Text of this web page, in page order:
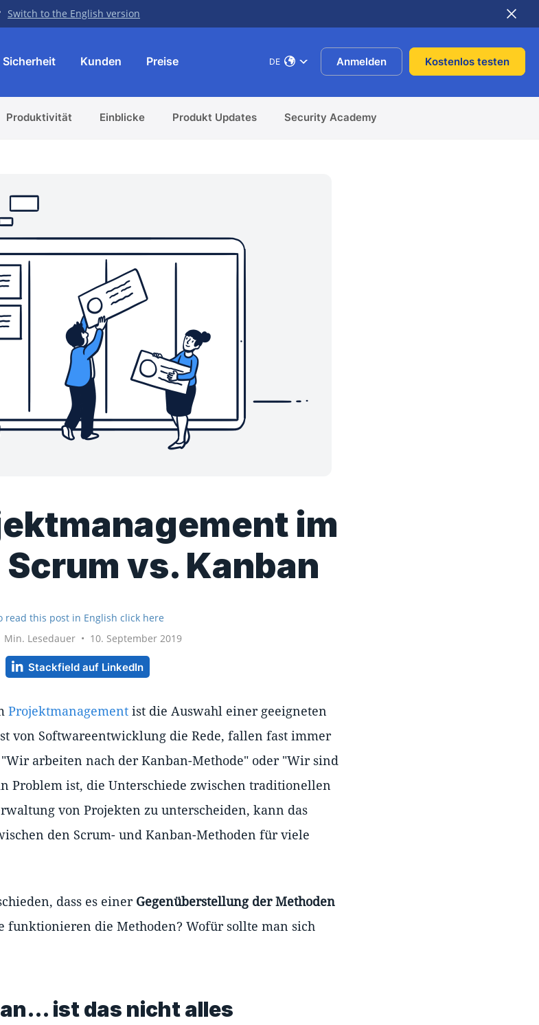
Switch to the English version
Sicherheit Kunden Preise DE Anmelden Kostenlos testen
Produktivität Einblicke Produkt Updates Security Academy
im
Scrum vs. Kanban
read this post in English click here
Min. Lesedauer • 10. September 2019
Stackfield auf LinkedIn
Projektmanagement ist die Auswahl einer geeigneten
von Softwareentwicklung die Rede, fallen fast immer
arbeiten nach der Kanban-Methode" oder "Wir sind
Problem ist, die Unterschiede zwischen traditionellen
von Projekten zu unterscheiden, kann das
den Scrum- und Kanban-Methoden für viele
dass es einer Gegenüberstellung der Methoden
funktionieren die Methoden? Wofür sollte man sich
ist das nicht alles